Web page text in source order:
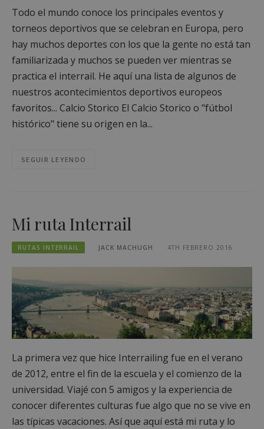
Todo el mundo conoce los principales eventos y
torneos deportivos que se celebran en Europa, pero
hay muchos deportes con los que la gente no está tan
familiarizada y muchos se pueden ver mientras se
practica el interrail. He aquí una lista de algunos de
nuestros acontecimientos deportivos europeos
favoritos... Calcio Storico El Calcio Storico o "fútbol
histórico" tiene su origen en la...
SEGUIR LEYENDO
Mi ruta Interrail
RUTAS INTERRAIL JACK MACHUGH 4TH FEBRERO 2016
La primera vez que hice Interrailing fue en el verano
de 2012, entre el fin de la escuela y el comienzo de la
universidad. Viajé con 5 amigos y la experiencia de
conocer diferentes culturas fue algo que no se vive en
las típicas vacaciones. Así que aquí está mi ruta y lo